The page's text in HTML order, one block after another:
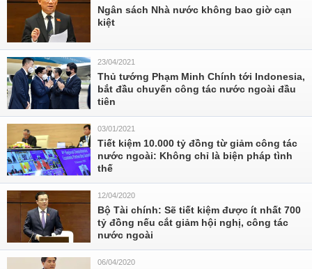
Ngân sách Nhà nước không bao giờ cạn
kiệt
23/04/2021
Thủ tướng Phạm Minh Chính tới Indonesia,
bắt đầu chuyến công tác nước ngoài đầu
tiên
03/01/2021
Tiết kiệm 10.000 tỷ đồng từ giảm công tác
nước ngoài: Không chỉ là biện pháp tình
thế
12/04/2020
Bộ Tài chính: Sẽ tiết kiệm được ít nhất 700
tỷ đồng nếu cắt giảm hội nghị, công tác
nước ngoài
06/04/2020